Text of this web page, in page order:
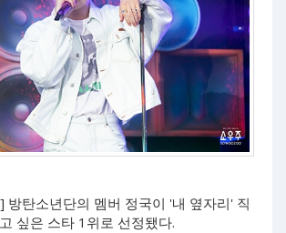
방탄소년단의 멤버 정국이 '내 옆자리' 직
싶은 스타 1위로 선정됐다.